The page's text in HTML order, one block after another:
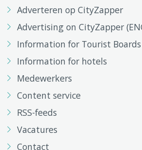
Adverteren op CityZapper
Advertising on CityZapper
Information for Tourist Boards
Information for hotels
Medewerkers
Content service
RSS-feeds
Vacatures
Contact